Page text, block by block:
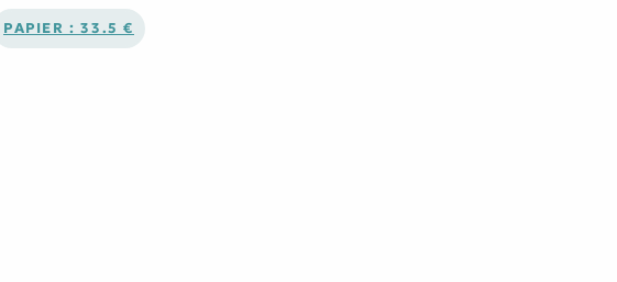
PAPIER : 33.5 €